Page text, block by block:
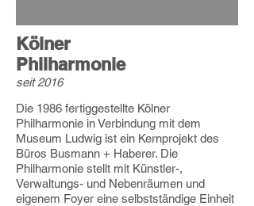
Kölner
Philharmonie
seit 2016
Die 1986 fertiggestellte Kölner
Philharmonie in Verbindung mit dem
Museum Ludwig ist ein Kernprojekt des
Büros Busmann + Haberer. Die
Philharmonie stellt mit Künstler-,
Verwaltungs- und Nebenräumen und
eigenem Foyer eine selbstständige Einheit